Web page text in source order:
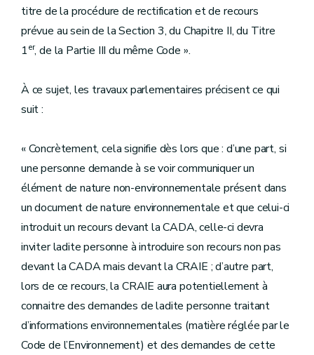
titre de la procédure de rectification et de recours
prévue au sein de la Section 3, du Chapitre II, du Titre
1er, de la Partie III du même Code ».
À ce sujet, les travaux parlementaires précisent ce qui
suit :
« Concrètement, cela signifie dès lors que : d’une part, si
une personne demande à se voir communiquer un
élément de nature non-environnementale présent dans
un document de nature environnementale et que celui-ci
introduit un recours devant la CADA, celle-ci devra
inviter ladite personne à introduire son recours non pas
devant la CADA mais devant la CRAIE ; d’autre part,
lors de ce recours, la CRAIE aura potentiellement à
connaitre des demandes de ladite personne traitant
d’informations environnementales (matière réglée par le
Code de l’Environnement) et des demandes de cette